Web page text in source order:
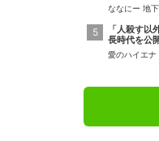
ななにー 地
「人殺す以
長時代を公
愛のハイエナ